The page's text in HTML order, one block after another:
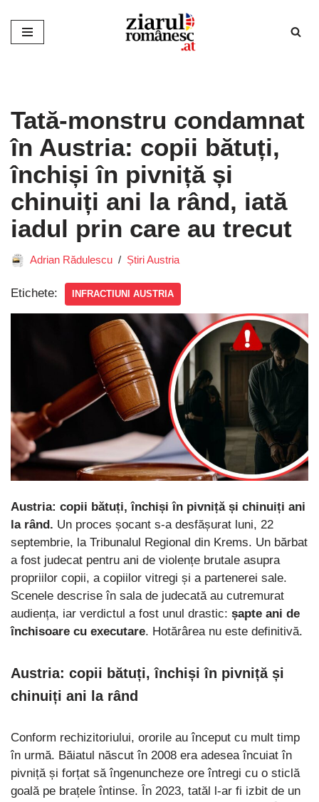
Sari
Tată-monstru condamnat
în Austria: copii bătuți,
închiși în pivniță și
chinuiți ani la rând, iată
iadul prin care au trecut
Adrian Rădulescu Știri Austria
Etichete: INFRACTIUNI AUSTRIA
Austria: copii bătuți, închiși în pivniță și chinuiți ani
la rând. Un proces șocant s-a desfășurat luni, 22
septembrie, la Tribunalul Regional din Krems. Un bărbat
a fost judecat pentru ani de violențe brutale asupra
propriilor copii, a copiilor vitregi și a partenerei sale.
Scenele descrise în sala de judecată au cutremurat
audiența, iar verdictul a fost unul drastic: șapte ani de
închisoare cu executare. Hotărârea nu este definitivă.
Austria: copii bătuți, închiși în pivniță și
chinuiți ani la rând
Conform rechizitoriului, ororile au început cu mult timp
în urmă. Băiatul născut în 2008 era adesea încuiat în
pivniță și forțat să îngenuncheze ore întregi cu o sticlă
goală pe brațele întinse. În 2023, tatăl l-ar fi izbit de un